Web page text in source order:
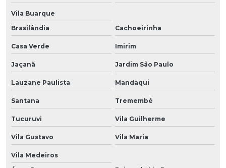
Vila Buarque
Brasilândia
Cachoeirinha
Casa Verde Imirim
Jaçanã Jardim São Paulo
Lauzane Paulista Mandaqui
Santana Tremembé
Tucuruvi Vila Guilherme
Vila Gustavo Vila Maria
Vila Medeiros